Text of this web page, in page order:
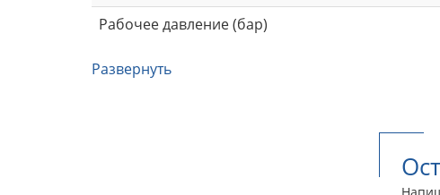
Рабочее давление (бар)
Развернуть